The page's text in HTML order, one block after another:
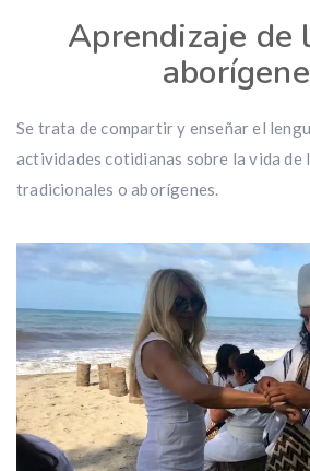
Aprendizaje de
Se trata de compartir y enseñar el
actividades cotidianas sobre la vida de
tradicionales o aborígenes.